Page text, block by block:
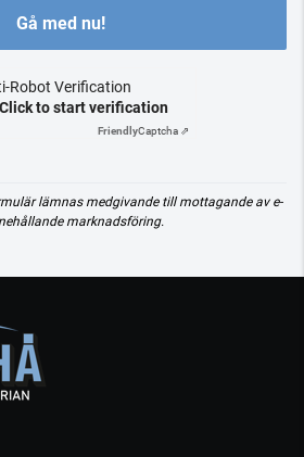
Gå med nu!
Robot Verification
Click to start verification
FriendlyCaptcha ⇗
lämnas medgivande till mottagande av e-
marknadsföring.